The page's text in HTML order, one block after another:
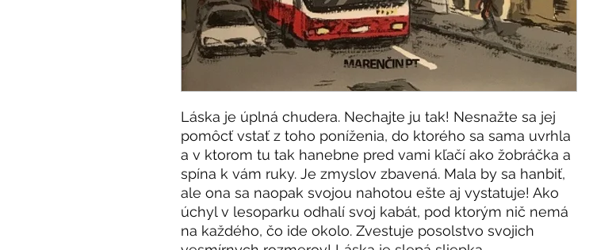
Láska je úplná chudera. Nechajte ju tak! Nesnažte sa jej
pomôcť vstať z toho poníženia, do ktorého sa sama uvrhla
a v ktorom tu tak hanebne pred vami kľačí ako žobráčka a
spína k vám ruky. Je zmyslov zbavená. Mala by sa hanbiť,
ale ona sa naopak svojou nahotou ešte aj vystatuje! Ako
úchyl v lesoparku odhalí svoj kabát, pod ktorým nič nemá
na každého, čo ide okolo. Zvestuje posolstvo svojich